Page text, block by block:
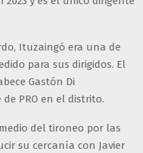
Ituzaingó era una de
para sus dirigidos. El
Gastón Di
PRO en el distrito.
del tironeo por las
su cercanía con Javier